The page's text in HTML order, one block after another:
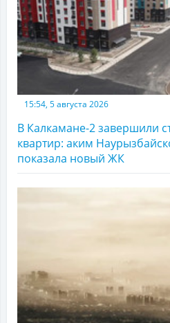
15:54, 5 августа 2026
В Калкамане-2 завершили
квартир: аким
показала новый ЖК